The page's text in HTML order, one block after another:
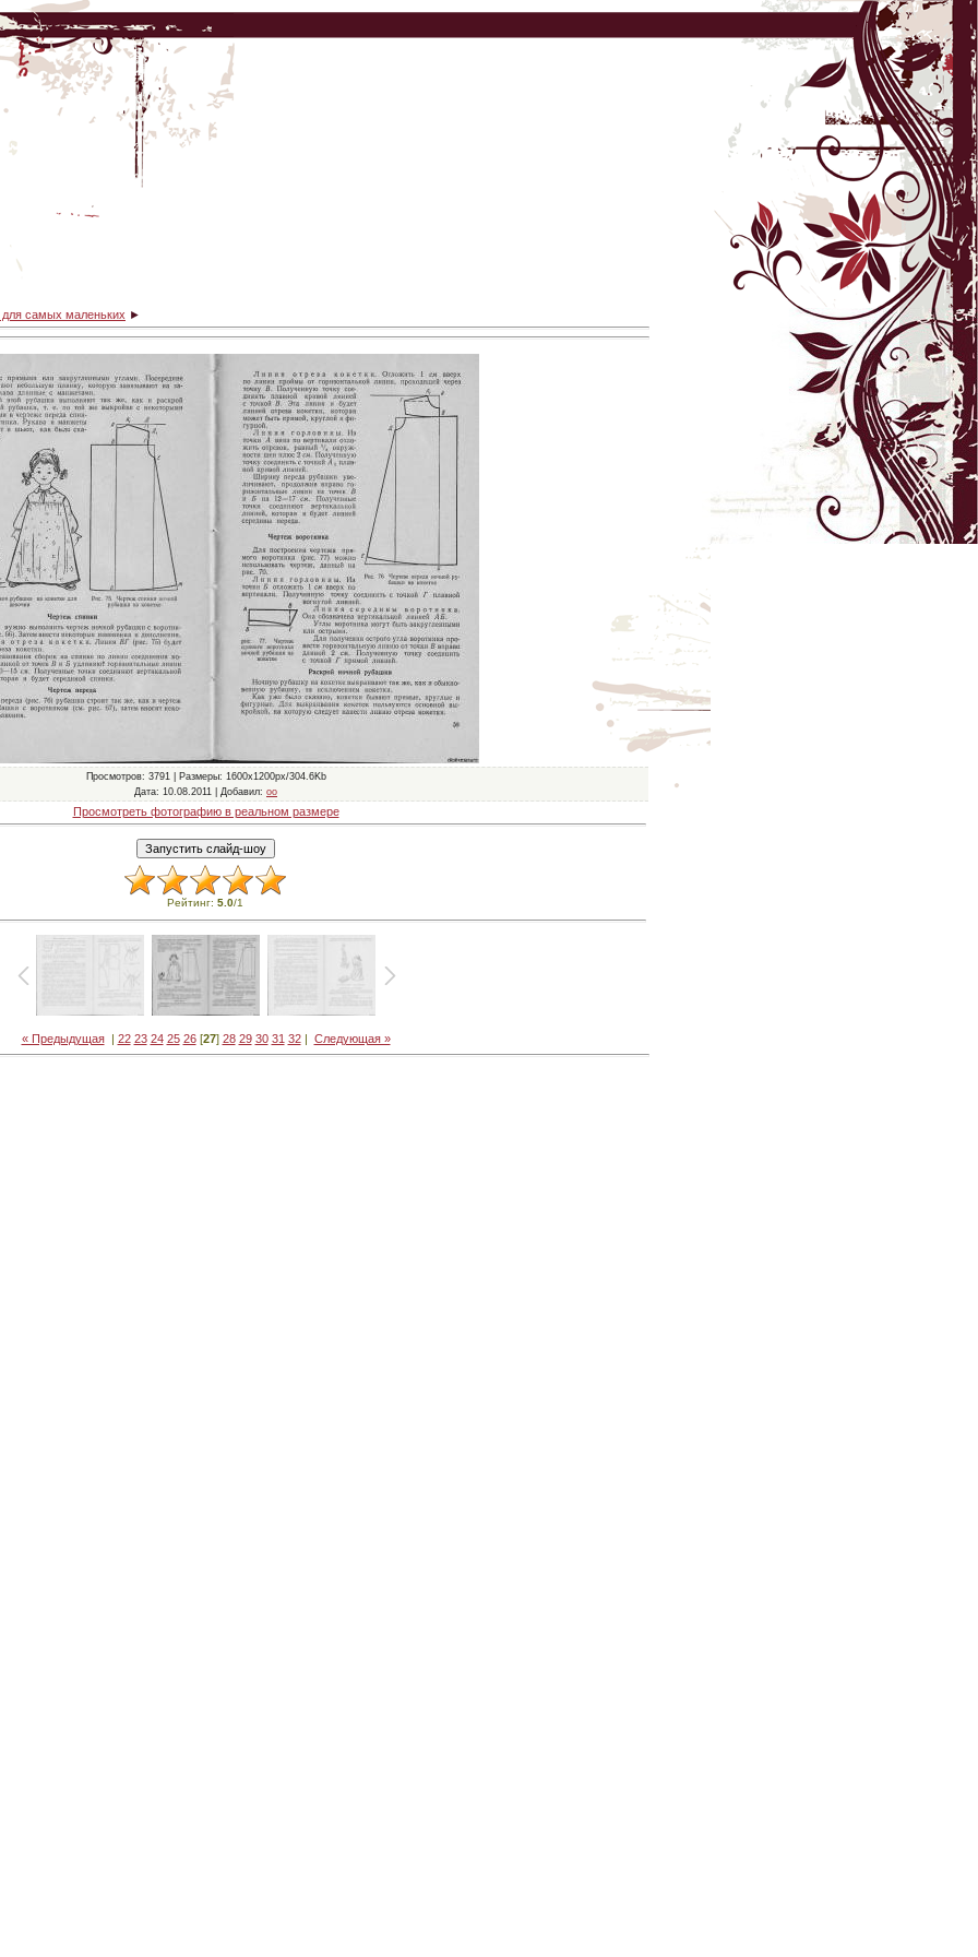
для самых маленьких ►
Просмотров: 3791 | Размеры: 1600x1200px/304.6Kb
Дата: 10.08.2011 | Добавил: oo
Просмотреть фотографию в реальном размере
Рейтинг: 5.0/1
« Предыдущая| 22 23 24 25 26[27] 28 29 30 31 32| Следующая »